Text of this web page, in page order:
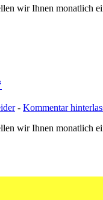
wir Ihnen monatlich
- Kommentar
wir Ihnen monatlich